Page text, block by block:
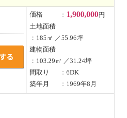
価格 ： 1,900,000円
土地面積
：185㎡ ／55.96坪
建物面積
：103.29㎡ ／31.24坪
間取り
：6DK
築年月
：1969年8月